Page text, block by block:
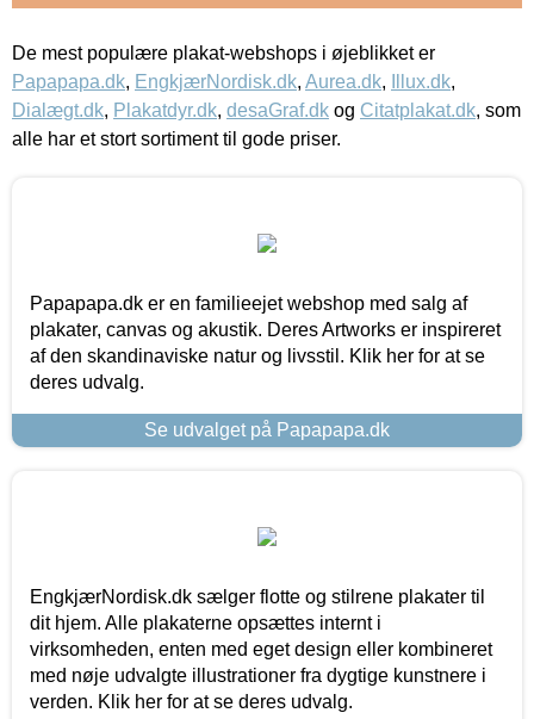
De mest populære plakat-webshops i øjeblikket er
Papapapa.dk, EngkjærNordisk.dk, Aurea.dk, Illux.dk,
Dialægt.dk, Plakatdyr.dk, desaGraf.dk og Citatplakat.dk, som
alle har et stort sortiment til gode priser.
Papapapa.dk er en familieejet webshop med salg af
plakater, canvas og akustik. Deres Artworks er inspireret
af den skandinaviske natur og livsstil. Klik her for at se
deres udvalg.
Se udvalget på Papapapa.dk
EngkjærNordisk.dk sælger flotte og stilrene plakater til
dit hjem. Alle plakaterne opsættes internt i
virksomheden, enten med eget design eller kombineret
med nøje udvalgte illustrationer fra dygtige kunstnere i
verden. Klik her for at se deres udvalg.